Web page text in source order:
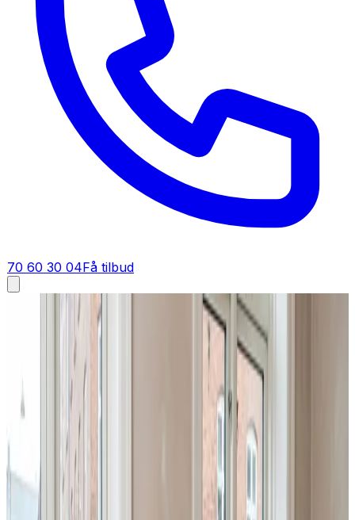
70 60 30 04Få tilbud
Industriventilation i
Industriventilation i Tistrup
Professionel erhvervsventilation i Tistrup: vi projekterer
og installerer ventilation til fabrikker, lagerhaller,
værksteder og kontorer, så I overholder lovkrav og får
et sundt arbejdsmiljø.